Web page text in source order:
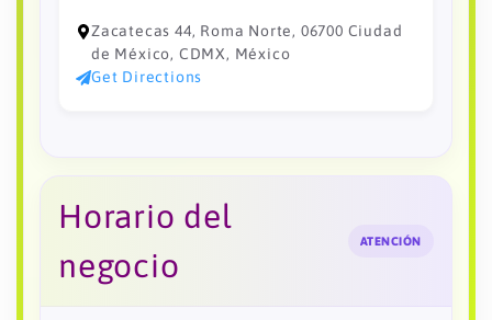
Zacatecas 44, Roma Norte, 06700 Ciudad
de México, CDMX, México
Get Directions
Horario del
negocio
ATENCIÓN